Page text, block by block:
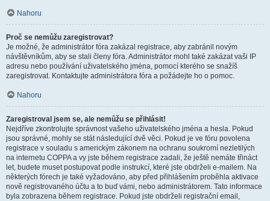
Nahoru
Proč se nemůžu zaregistrovat?
Je možné, že administrátor fóra zakázal registrace, aby zabránil novým
návštěvníkům, aby se stali členy fóra. Administrátor mohl také zakázat vaši IP
adresu nebo používání uživatelského jména, pomocí kterého se snažíš
zaregistrovat. Kontaktujte administrátora fóra a požádejte ho o pomoc.
Nahoru
Zaregistroval jsem se, ale nemůžu se přihlásit!
Nejdříve zkontrolujte správnost vašeho uživatelského jména a hesla. Pokud
jsou správné, mohly se stát následující dvě věci. Pokud je ve fóru povolena
registrace v souladu s americkým zákonem na ochranu soukromí nezletilých
na internetu COPPA a vy jste během registrace zadali, že ještě nemáte třináct
let, budete muset postupovat podle instrukcí, které jste obdrželi e-mailem. Na
některých fórech je také vyžadováno, aby před přihlášením proběhla aktivace
nově registrovaného účtu a to buď vámi, nebo administrátorem. Tato informace
byla zobrazena během registrace. Pokud jste obdrželi registrační email,